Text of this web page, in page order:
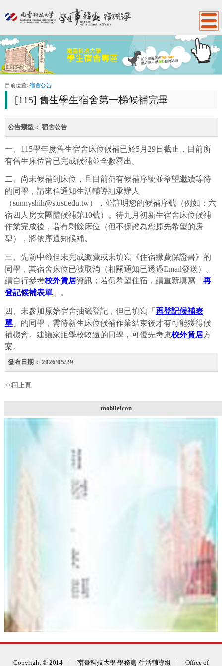
:::
目前位置>宿舍公告
[115] 舊生學生宿舍第一梯候補完畢
公告類型： 宿舍公告
一、 115學年度舊生宿舍床位候補已於5月 29日 截止， 目前所
有舊生床位皆已完成候補並全數釋出。
二、 尚未候補到 床位， 且 目前仍有候補序號並希望繼續等待
的同學， 請來信通知生活輔導組 承辦人
（sunnyshih@stust.edu.tw）， 並註明您的候補序號（例如： 六
宿 四人 房女團體候補第10號）。 待九月 初新生宿舍床位候補
作業完成後， 若有剩餘床位（但不保證為您原先希望的房
型）， 將依序通知候補。
三、 先前中籤但未完成繳費或未填寫《住宿繳費保證書》 的
同學， 其宿舍床位已被取消（相關通知已透過Email發送）。
請自行參考校外賃居資訊； 若仍希望住宿， 請重新填寫「 再
登記候補表單 」。
四、 未參加原始宿舍抽籤登記， 但已填寫「 再登記候補表
單 」 的同學， 需待新生床位候補作業結束後才有可能獲得候
補機會。 建議家距學校較遠的同學， 可優先考慮校外賃居方
案。
發布日期： 2026/05/29
<<回上頁
mobileicon
Copyright © 2014 | 南臺科技大學 學務處-生活輔導組 | Office of